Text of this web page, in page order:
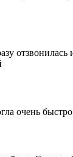
очень